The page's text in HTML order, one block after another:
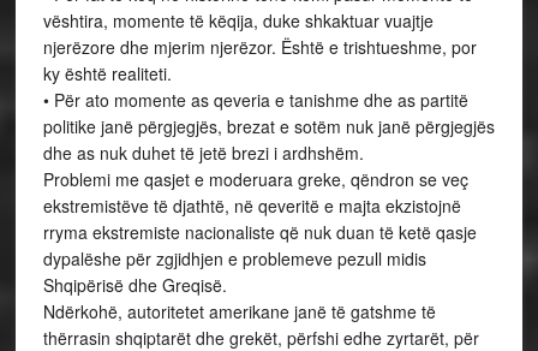
vështira, momente të këqija, duke shkaktuar vuajtje
njerëzore dhe mjerim njerëzor. Është e trishtueshme, por
ky është realiteti.
• Për ato momente as qeveria e tanishme dhe as partitë
politike janë përgjegjës, brezat e sotëm nuk janë përgjegjës
dhe as nuk duhet të jetë brezi i ardhshëm.
Problemi me qasjet e moderuara greke, qëndron se veç
ekstremistëve të djathtë, në qeveritë e majta ekzistojnë
rryma ekstremiste nacionaliste që nuk duan të ketë qasje
dypalëshe për zgjidhjen e problemeve pezull midis
Shqipërisë dhe Greqisë.
Ndërkohë, autoritetet amerikane janë të gatshme të
thërrasin shqiptarët dhe grekët, përfshi edhe zyrtarët, për